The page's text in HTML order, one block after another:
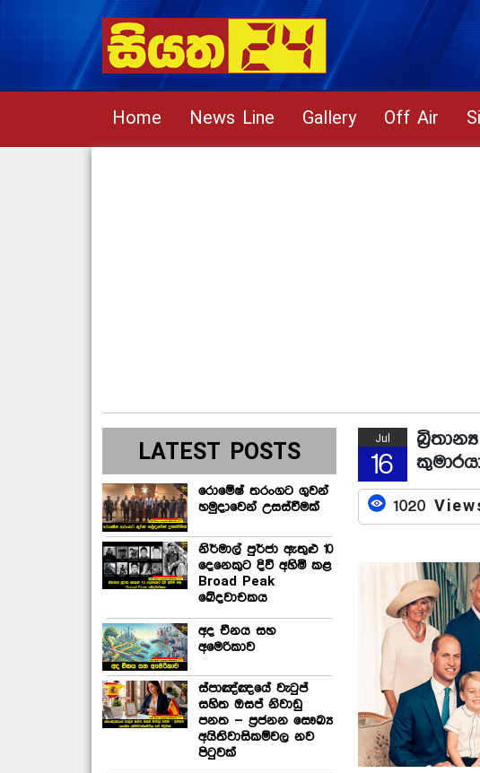
Home News Line Gallery Off Air
LATEST POSTS
රොමේෂ් තරංගට ගුවන්
හමුදාවෙන් උසස්වීමක්
නිර්මාල් පුර්ජා ඇතුළු 10
දෙනෙකුට දිවි අහිමි කළ
Broad Peak
ඛේදවාචකය
අද චීනය සහ
අමෙරිකාව
ස්පාඤ්ඤයේ වැටුප්
සහිත ඔසප් නිවාඩු
පනත – ප්‍රජනන සෞඛ්‍ය
අයිතිවාසිකම්වල නව
පිටුවක්
Jul
16
1020